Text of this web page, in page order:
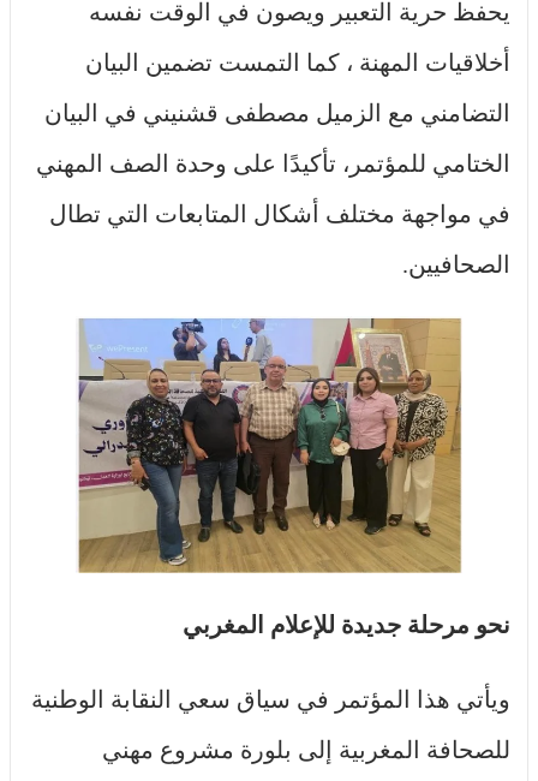
يحفظ حرية التعبير ويصون في الوقت نفسه
أخلاقيات المهنة ، كما التمست تضمين البيان
التضامني مع الزميل مصطفى قشنيني في البيان
الختامي للمؤتمر، تأكيدًا على وحدة الصف المهني
في مواجهة مختلف أشكال المتابعات التي تطال
الصحافيين.
نحو مرحلة جديدة للإعلام المغربي
ويأتي هذا المؤتمر في سياق سعي النقابة الوطنية
للصحافة المغربية إلى بلورة مشروع مهني